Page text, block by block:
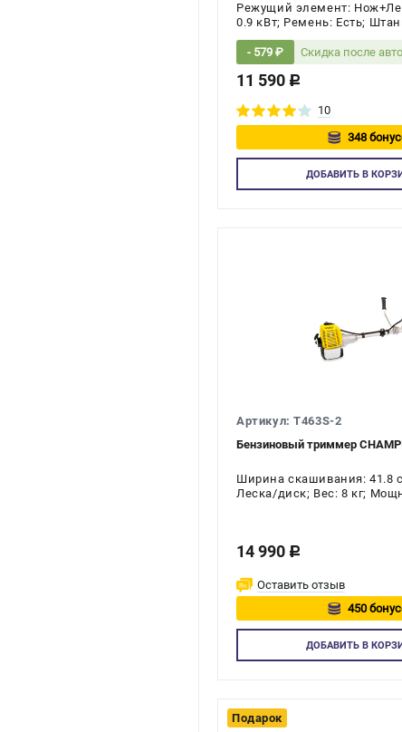
Режущий элемент:
0.9 кВт; Ремень: Есть;
тактов двигателя: 2-х
- 579 ₽
Скидка после
11 590 c
10
348
ДОБАВИТЬВ
Артикул: T463S-2
Бензиновый триммер
Ширина скашивания: 41.8
Леска/диск; Вес: 8 кг;
14 990 c
Оставить отзыв
450
ДОБАВИТЬВ
Подарок